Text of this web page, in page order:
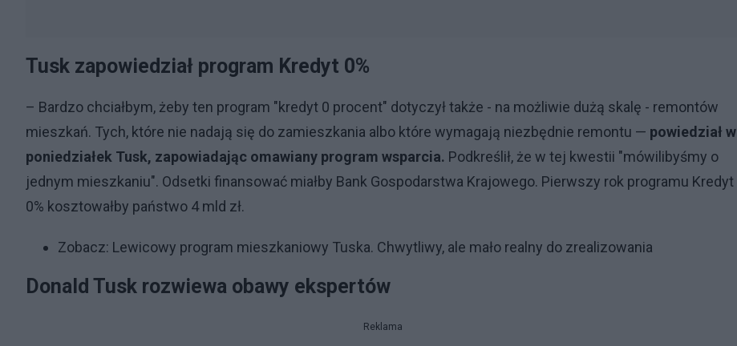
Tusk zapowiedział program Kredyt 0%
– Bardzo chciałbym, żeby ten program "kredyt 0 procent" dotyczył także - na możliwie dużą skalę - remontów
mieszkań. Tych, które nie nadają się do zamieszkania albo które wymagają niezbędnie remontu — powiedział w
poniedziałek Tusk, zapowiadając omawiany program wsparcia. Podkreślił, że w tej kwestii "mówilibyśmy o
jednym mieszkaniu". Odsetki finansować miałby Bank Gospodarstwa Krajowego. Pierwszy rok programu Kredyt
0% kosztowałby państwo 4 mld zł.
Zobacz: Lewicowy program mieszkaniowy Tuska. Chwytliwy, ale mało realny do zrealizowania
Donald Tusk rozwiewa obawy ekspertów
Reklama